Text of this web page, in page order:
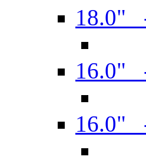
18.0"
16.0"
16.0"